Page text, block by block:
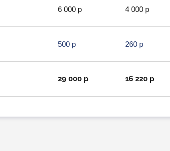
6 000 р 4 000 р
500 р 260 р
29 000 р 16 220 р